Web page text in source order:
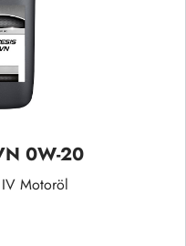
0W-20
Motoröl